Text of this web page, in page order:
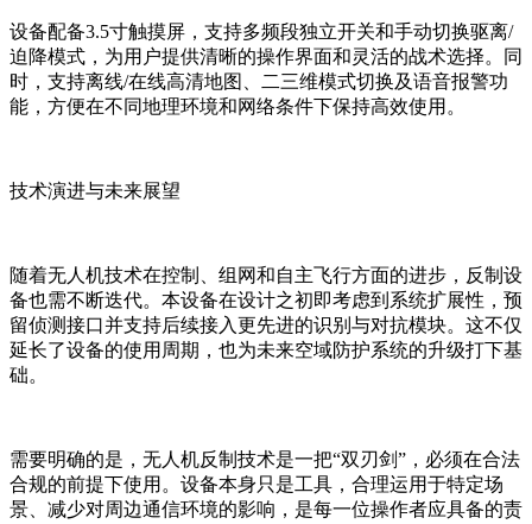
设备配备3.5寸触摸屏，支持多频段独立开关和手动切换驱离/
迫降模式，为用户提供清晰的操作界面和灵活的战术选择。同
时，支持离线/在线高清地图、二三维模式切换及语音报警功
能，方便在不同地理环境和网络条件下保持高效使用。
技术演进与未来展望
随着无人机技术在控制、组网和自主飞行方面的进步，反制设
备也需不断迭代。本设备在设计之初即考虑到系统扩展性，预
留侦测接口并支持后续接入更先进的识别与对抗模块。这不仅
延长了设备的使用周期，也为未来空域防护系统的升级打下基
础。
需要明确的是，无人机反制技术是一把“双刃剑”，必须在合法
合规的前提下使用。设备本身只是工具，合理运用于特定场
景、减少对周边通信环境的影响，是每一位操作者应具备的责